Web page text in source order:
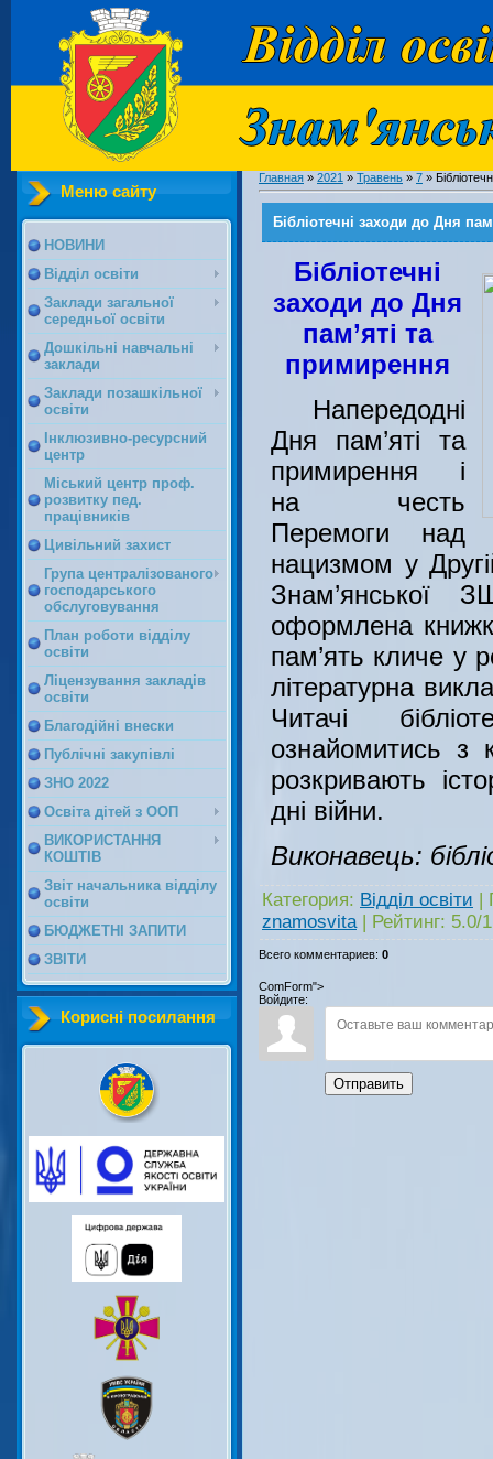
Меню сайту
НОВИНИ
Відділ освіти
Заклади загальної
середньої освіти
Дошкільні навчальні
заклади
Заклади позашкільної
освіти
Інклюзивно-ресурсний
центр
Міський центр проф.
розвитку пед.
працівників
Цивільний захист
Група централізованого
господарського
обслуговування
План роботи відділу
освіти
Ліцензування закладів
освіти
Благодійні внески
Публічні закупівлі
ЗНО 2022
Освіта дітей з ООП
ВИКОРИСТАННЯ
КОШТІВ
Звіт начальника відділу
освіти
БЮДЖЕТНІ ЗАПИТИ
ЗВІТИ
Корисні посилання
Главная » 2021 » Травень » 7 »
Бібліотечні заходи до Дня
Бібліотечні
заходи до Дня
пам’яті та
примирення
Напередодні
Дня пам’яті та
примирення і
на честь
Перемоги над
нацизмом у
оформлена
пам’ять кличе у
літературна
Читачі
ознайомитись з
розкривають
дні війни.
Виконавець:
Категория: Відділ освіти |
znamosvita | Рейтинг: 5.0/1
Всего комментариев: 0
ComForm">
Войдите:
Отправить